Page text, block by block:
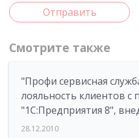
Отправить
Смотрите также
"Профи сервисная
лояльность клиентов
"1С:Предприятия 8",
28.12.2010